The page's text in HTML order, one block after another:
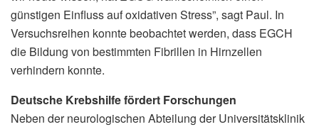
günstigen Einfluss auf oxidativen Stress”, sagt Paul. In
Versuchsreihen konnte beobachtet werden, dass EGCH
die Bildung von bestimmten Fibrillen in Hirnzellen
verhindern konnte.
Deutsche Krebshilfe fördert Forschungen
Neben der neurologischen Abteilung der Universitätsklinik